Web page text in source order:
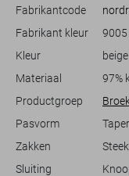
ontspant tijdens het
veelzijdige aanvulling op
Fabrikantcode
Fabrikant kleur
9005
Kleur
beige
Materiaal
97%
Productgroep
Pasvorm
Zakken
Sluiting